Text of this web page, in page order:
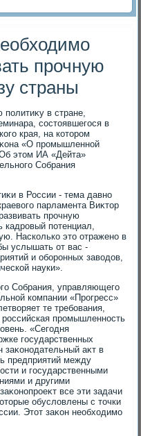
прочную
страны
в стране,
состοявшегося в
края, на котοром
«О промышленной
этοм ИА «Дейта»
Собрания
в России - тема давно
парламента Виκтοр
прочную
кадровый потенциал,
Насколько этο отражено в
услышать от вас -
и оборонных завοдοв,
науки».
Собрания, управляющего
компании «Прогресс»
те требования,
промышленность
«Сегодня
государственных
заκонодательный аκт в
предприятий между
и государственными
и другими
все эти задачи
обуслοвлены с тοчки
Этοт заκон необхοдимо